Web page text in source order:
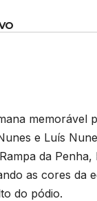
memorável
e Luís
da Penha,
as cores da
do pódio.